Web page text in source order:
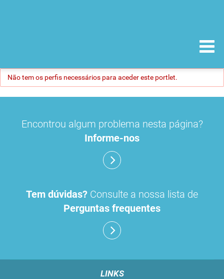
Não tem os perfis necessários para aceder este portlet.
Encontrou algum problema nesta página?
Informe-nos
Tem dúvidas? Consulte a nossa lista de
Perguntas frequentes
LINKS